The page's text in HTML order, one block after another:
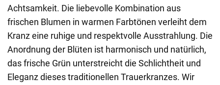
Achtsamkeit. Die liebevolle Kombination aus
frischen Blumen in warmen Farbtönen verleiht dem
Kranz eine ruhige und respektvolle Ausstrahlung. Die
Anordnung der Blüten ist harmonisch und natürlich,
das frische Grün unterstreicht die Schlichtheit und
Eleganz dieses traditionellen Trauerkranzes. Wir